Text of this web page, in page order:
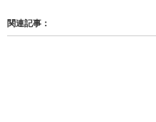
関連記事：